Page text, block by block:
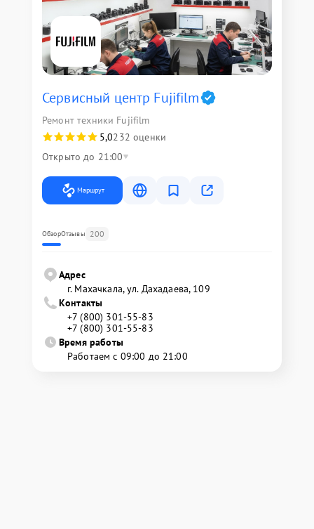
Сервисный центр Fujifilm
Ремонт техники Fujifilm
5,0232 оценки
Открыто до 21:00
Маршрут
ОбзорОтзывы 200
Адрес
г. Махачкала, ул. Дахадаева, 109
Контакты
+7 (800) 301-55-83
+7 (800) 301-55-83
Время работы
Работаем с 09:00 до 21:00